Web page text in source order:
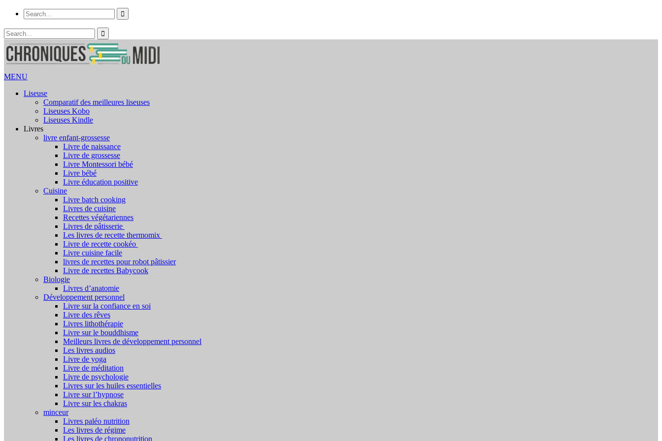
MENU
Liseuse
Comparatif des meilleures liseuses
Liseuses Kobo
Liseuses Kindle
Livres
livre enfant-grossesse
Livre de naissance
Livre de grossesse
Livre Montessori bébé
Livre bébé
Livre éducation positive
Cuisine
Livre batch cooking
Livres de cuisine
Recettes végétariennes
Livres de pâtisserie
Les livres de recette thermomix
Livre de recette cookéo
Livre cuisine facile
livres de recettes pour robot pâtissier
Livre de recettes Babycook
Biologie
Livres d’anatomie
Développement personnel
Livre sur la confiance en soi
Livre des rêves
Livres lithothérapie
Livre sur le bouddhisme
Meilleurs livres de développement personnel
Les livres audios
Livre de yoga
Livre de méditation
Livre de psychologie
Livres sur les huiles essentielles
Livre sur l’hypnose
Livre sur les chakras
minceur
Livres paléo nutrition
Les livres de régime
Les livres de chrononutrition